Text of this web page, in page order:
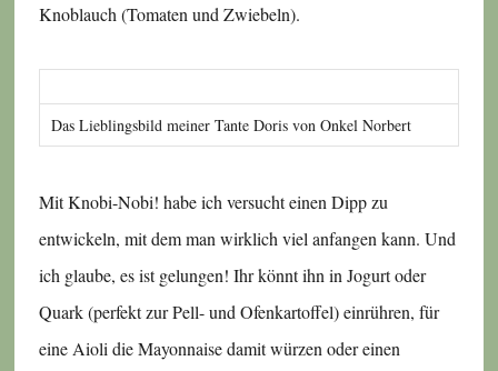
Knoblauch (Tomaten und Zwiebeln).
Das Lieblingsbild meiner Tante Doris von Onkel Norbert
Mit Knobi-Nobi! habe ich versucht einen Dipp zu
entwickeln, mit dem man wirklich viel anfangen kann. Und
ich glaube, es ist gelungen! Ihr könnt ihn in Jogurt oder
Quark (perfekt zur Pell- und Ofenkartoffel) einrühren, für
eine Aioli die Mayonnaise damit würzen oder einen